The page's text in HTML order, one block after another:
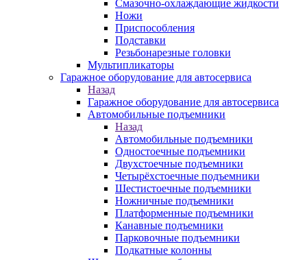
Смазочно-охлаждающие жидкости
Ножи
Приспособления
Подставки
Резьбонарезные головки
Мультипликаторы
Гаражное оборудование для автосервиса
Назад
Гаражное оборудование для автосервиса
Автомобильные подъемники
Назад
Автомобильные подъемники
Одностоечные подъемники
Двухстоечные подъемники
Четырёхстоечные подъемники
Шестистоечные подъемники
Ножничные подъемники
Платформенные подъемники
Канавные подъемники
Парковочные подъемники
Подкатные колонны